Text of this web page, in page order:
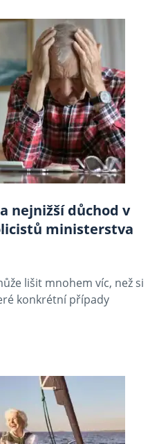
nejnižší důchod v
ministerstva
lišit mnohem víc, než si
konkrétní případy